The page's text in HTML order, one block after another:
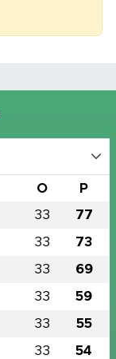
O P
33 77
33 73
33 69
33 59
33 55
33 54